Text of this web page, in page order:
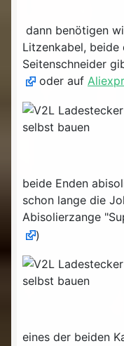
dann benötigen
Litzenkabel,
Seitenschneider
oder auf
beide Enden
schon lange die
Abisolierzange
)
eines der beiden